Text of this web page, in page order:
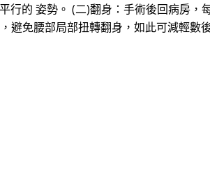
行的 姿勢。 (二)翻身：手術後回病房，
避免腰部局部扭轉翻身，如此可減輕數